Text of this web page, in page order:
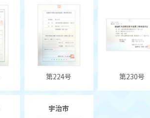
第224号 第230号
宇治市